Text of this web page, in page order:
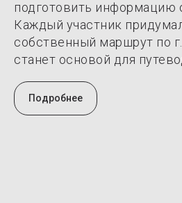
подготовить информацию
Каждый участник
собственный маршрут по
станет основой для
Подробнее